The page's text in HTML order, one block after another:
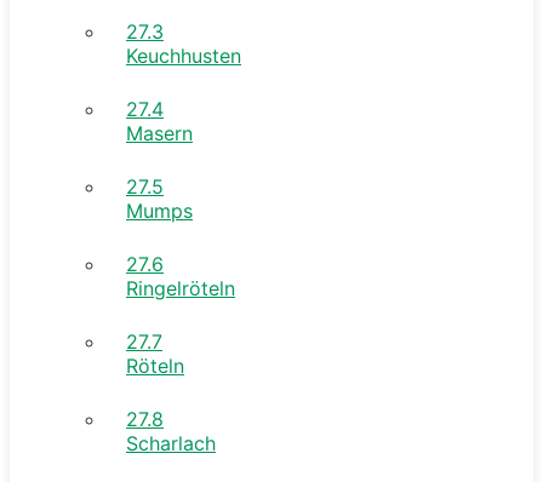
27.3
Keuchhusten
27.4
Masern
27.5
Mumps
27.6
Ringelröteln
27.7
Röteln
27.8
Scharlach